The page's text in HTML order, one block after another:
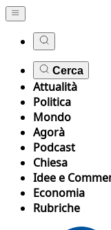
Cerca
Attualità
Politica
Mondo
Agorà
Podcast
Chiesa
Idee e
Economia
Rubriche